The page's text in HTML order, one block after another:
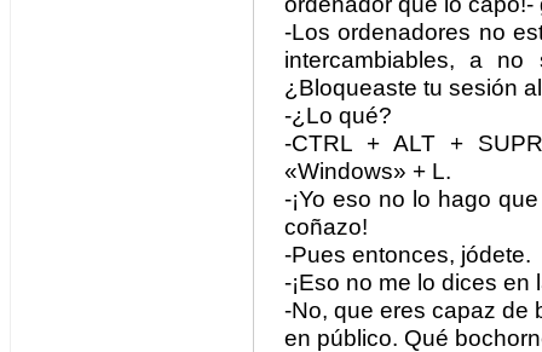
-Los ordenadores no
intercambiables, a
¿Bloqueaste tu sesión
-¿Lo qué?
-CTRL + ALT +
«Windows» + L.
-¡Yo eso no lo hago
coñazo!
-Pues entonces, jódete.
-¡Eso no me lo dices en
-No, que eres capaz de
en público. Qué